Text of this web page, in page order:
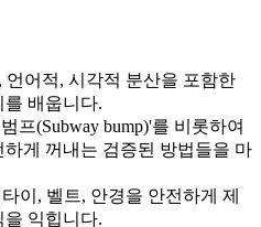
언어적, 시각적 분산을 포함한
배웁니다.
프(Subway bump)'를 비롯하여
게 꺼내는 검증된 방법들을 마
이, 벨트, 안경을 안전하게 제
익힙니다.